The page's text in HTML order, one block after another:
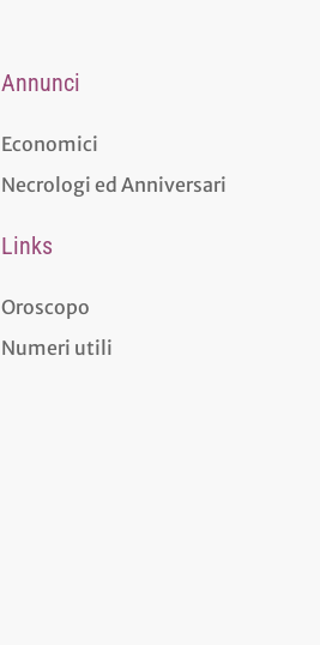
Annunci
Economici
Necrologi ed Anniversari
Links
Oroscopo
Numeri utili